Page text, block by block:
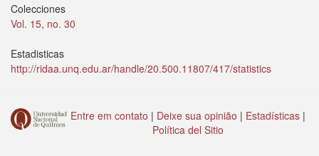
Colecciones
Vol. 15, no. 30
Estadisticas
http://ridaa.unq.edu.ar/handle/20.500.11807/417/statistics
Entre em contato | Deixe sua opinião | Estadísticas|
Política del Sitio